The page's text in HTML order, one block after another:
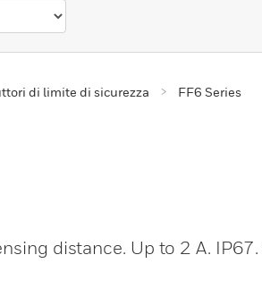
di limite di sicurezza FF6 Series
distance. Up to 2 A.